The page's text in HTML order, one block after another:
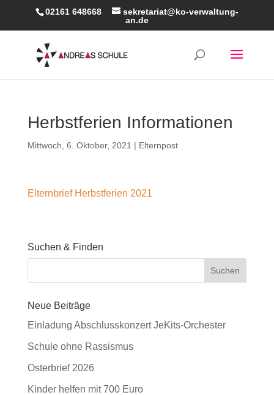
02161 648668
sekretariat@ko-verwaltung-
an.de
Herbstferien Informationen
Mittwoch, 6. Oktober, 2021 | Elternpost
Elternbrief Herbstferien 2021
Suchen & Finden
Neue Beiträge
Einladung Abschlusskonzert JeKits-Orchester
Schule ohne Rassismus
Osterbrief 2026
Kinder helfen mit 700 Euro